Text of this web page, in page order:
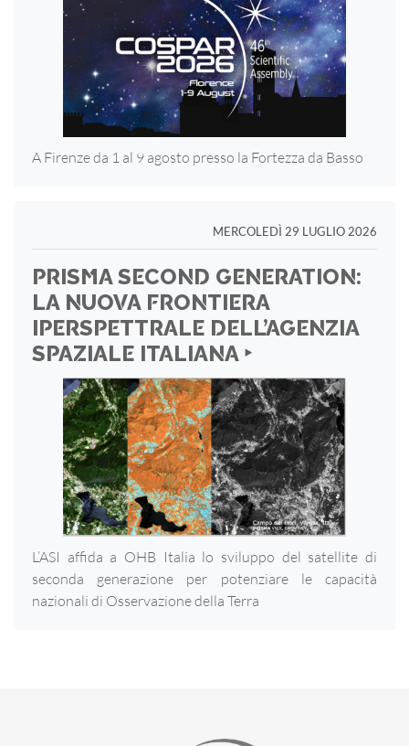
A Firenze da 1 al 9 agosto presso la Fortezza da Basso
MERCOLEDÌ 29 LUGLIO 2026
PRISMA SECOND GENERATION:
LA NUOVA FRONTIERA
IPERSPETTRALE DELL’AGENZIA
SPAZIALE ITALIANA ‣
L’ASI affida a OHB Italia lo sviluppo del satellite di
seconda generazione per potenziare le capacità
nazionali di Osservazione della Terra